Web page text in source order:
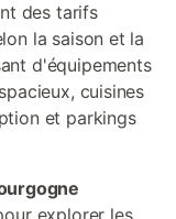
des tarifs
la saison et la
d'équipements
cuisines
et parkings
explorer les